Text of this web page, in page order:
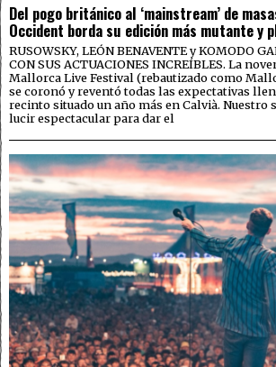
Del pogo británico al ‘mainstream’ de
Occident borda su edición más mutante y
RUSOWSKY, LEÓN BENAVENTE y KOMODO
CON SUS ACTUACIONES INCREÍBLES. La
Mallorca Live Festival (rebautizado como
se coronó y reventó todas las expectativas
recinto situado un año más en Calvià.
lucir espectacular para dar el